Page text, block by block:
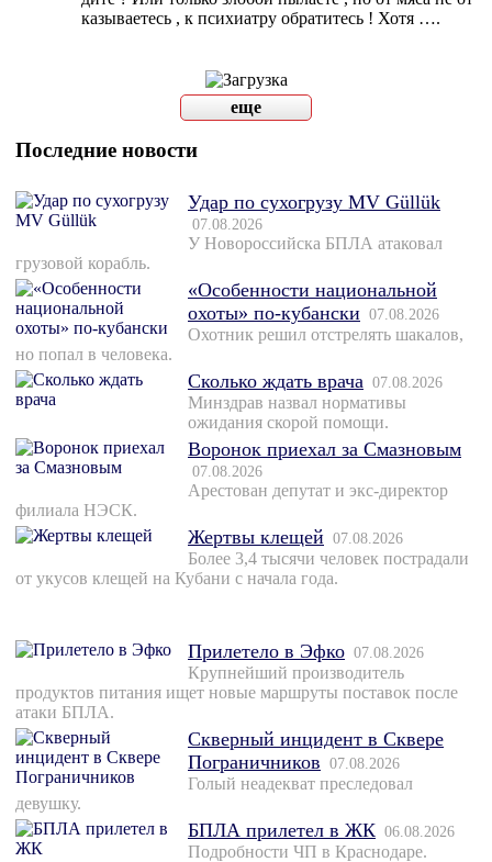
казываетесь , к психиатру обратитесь ! Хотя ….
еще
Последние новости
Удар по сухогрузу MV Güllük
07.08.2026
У Новороссийска БПЛА атаковал
грузовой корабль.
«Особенности национальной
охоты» по-кубански 07.08.2026
Охотник решил отстрелять шакалов,
но попал в человека.
Сколько ждать врача 07.08.2026
Минздрав назвал нормативы
ожидания скорой помощи.
Воронок приехал за Смазновым
07.08.2026
Арестован депутат и экс-директор
филиала НЭСК.
Жертвы клещей 07.08.2026
Более 3,4 тысячи человек пострадали
от укусов клещей на Кубани с начала года.
Прилетело в Эфко 07.08.2026
Крупнейший производитель
продуктов питания ищет новые маршруты поставок после
атаки БПЛА.
Скверный инцидент в Сквере
Пограничников 07.08.2026
Голый неадекват преследовал
девушку.
БПЛА прилетел в ЖК 06.08.2026
Подробности ЧП в Краснодаре.